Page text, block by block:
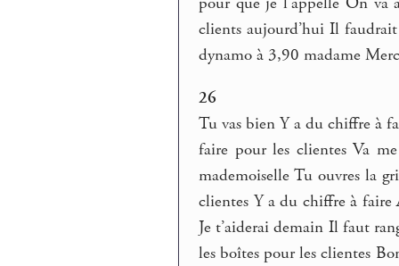
clients aujourd’hui Il
dynamo à 3,90 madame
26
Tu vas bien Y a du chiffre à
faire pour les clientes Va
mademoiselle Tu ouvres la
clientes Y a du chiffre à faire
Je t’aiderai demain Il faut
les boîtes pour les clientes